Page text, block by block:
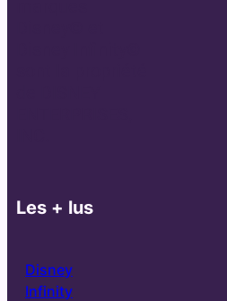
Les + lus
Disney
Infinity